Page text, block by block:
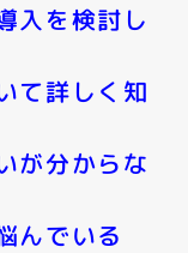
入を検討し
て詳しく知
が分からな
んでいる